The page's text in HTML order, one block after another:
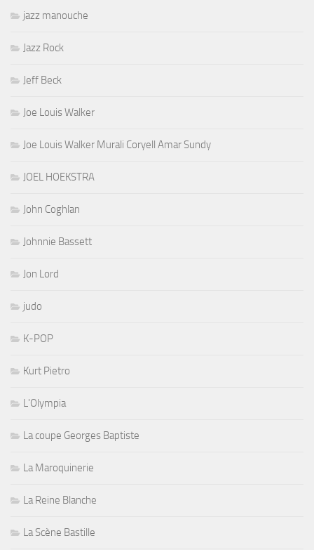
jazz manouche
Jazz Rock
Jeff Beck
Joe Louis Walker
Joe Louis Walker Murali Coryell Amar Sundy
JOEL HOEKSTRA
John Coghlan
Johnnie Bassett
Jon Lord
judo
K-POP
Kurt Pietro
L'Olympia
La coupe Georges Baptiste
La Maroquinerie
La Reine Blanche
La Scène Bastille